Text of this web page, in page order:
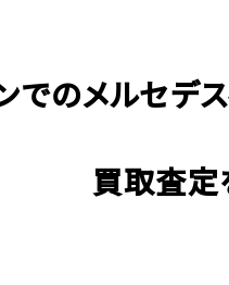
でのメルセデ
買取査定